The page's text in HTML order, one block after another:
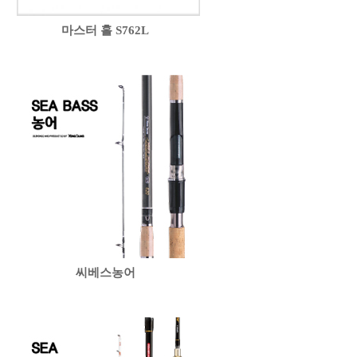
마스터 홀 S762L
씨베스농어